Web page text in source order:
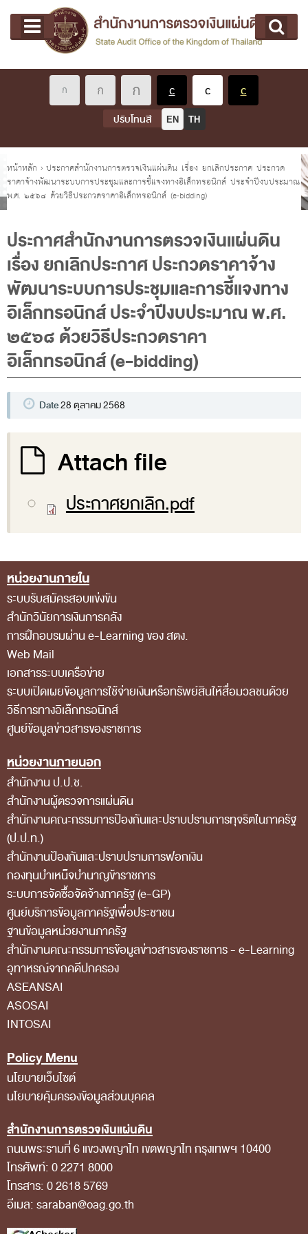
Main menu
หน้าแรก
เกี่ยวกับ คตง.
นโยบายการตรวจเงินแผ่นดิน
หลักเกณฑ์มาตรฐานเกี่ยวกับการตรวจเงินแผ่นดิน
ผู้ว่าการตรวจเงินแผ่นดิน
การบริหารและพัฒนาทรัพยากรบุคคล
ประวัติสำนักงานการตรวจเงินแผ่นดิน
พรป. ว่าด้วยการตรวจเงินแผ่นดิน พ.ศ. 2561
แผนปฏิบัติราชการ ระยะ 5 ปี (พ.ศ. 2566 - 2570)
พระราชดำรัส รัชกาลที่ 9
ผู้บริหารสำนักงานการตรวจเงินแผ่นดิน
รองผู้ว่าการตรวจเงินแผ่นดิน
ผู้ตรวจเงินแผ่นดิน (สตภ.1-15)
ที่ปรึกษาการตรวจเงินแผ่นดิน
รองผู้ตรวจเงินแผ่นดิน (สตภ.1-15)
ผู้บริหารเทคโนโลยีสารสนเทศระดับสูง (CIO)
โครงสร้างหน่วยงาน
ภาพรวม
ส่วนกลาง
ส่วนภูมิภาค
คณะกรรมการตรวจสอบของสำนักงานการตรวจเงิน
แผ่นดิน
โครงสร้างคณะกรรมการตรวจสอบ
เอกสารที่เกี่ยวข้องกับคณะกรรมการตรวจสอบ
คณะกรรมการมาตรฐานจริยธรรมของเจ้าหน้าที่และ
บุคลากรอื่น
โครงสร้างคณะกรรมการ
เอกสารที่เกี่ยวข้อง
ตราสัญลักษณ์ สตง.
ผลการตรวจสอบ
ผลการตรวจสอบที่สำคัญ
สถิติการตรวจสอบรายงานการเงิน
ข้อมูลสาธารณะ
ข่าวสารการจัดซื้อจัดจ้างของ สตง.
แผนการจัดซื้อจัดจ้าง
สภาพ
สรุปผลการจัดซื้อจัดจ้าง
ข้อมูลสาระสำคัญในสัญญา
การรายงานผลการจัดซื้อจัดจ้าง หรือการจัดการ
พัสดุ
การประเมิน ITA
ปรับโทนสี EN TH
คุณอยู่ที่
หน้าหลัก › ประกาศสำนักงานการตรวจเงินแผ่นดิน เรื่อง ยกเลิกประกาศ ประกวด
ราคาจ้างพัฒนาระบบการประชุมและการชี้แจงทางอิเล็กทรอนิกส์ ประจำปีงบประมาณ
พ.ศ. ๒๕๖๘ ด้วยวิธีประกวดราคาอิเล็กทรอนิกส์ (e-bidding)
ประกาศสำนักงานการตรวจเงินแผ่นดิน
เรื่อง ยกเลิกประกาศ ประกวดราคาจ้าง
พัฒนาระบบการประชุมและการชี้แจงทาง
อิเล็กทรอนิกส์ ประจำปีงบประมาณ พ.ศ.
๒๕๖๘ ด้วยวิธีประกวดราคา
อิเล็กทรอนิกส์ (e-bidding)
Date28 ตุลาคม 2568
Attach file
ประกาศยกเลิก.pdf
Footer Menu
หน่วยงานภายใน
ระบบรับสมัครสอบแข่งขัน
สำนักวินัยการเงินการคลัง
การฝึกอบรมผ่าน e-Learning ของ สตง.
Web Mail
เอกสารระบบเครือข่าย
ระบบเปิดเผยข้อมูลการใช้จ่ายเงินหรือทรัพย์สินให้สื่อมวลชนด้วย
วิธีการทางอิเล็กทรอนิกส์
ศูนย์ข้อมูลข่าวสารของราชการ
หน่วยงานภายนอก
สำนักงาน ป.ป.ช.
สำนักงานผู้ตรวจการแผ่นดิน
สำนักงานคณะกรรมการป้องกันและปราบปรามการทุจริตในภาครัฐ
(ป.ป.ท.)
สำนักงานป้องกันและปราบปรามการฟอกเงิน
กองทุนบำเหน็จบำนาญข้าราชการ
ระบบการจัดซื้อจัดจ้างภาครัฐ (e-GP)
ศูนย์บริการข้อมูลภาครัฐเพื่อประชาชน
ฐานข้อมูลหน่วยงานภาครัฐ
สํานักงานคณะกรรมการข้อมูลข่าวสารของราชการ - e-Learning
อุทาหรณ์จากคดีปกครอง
ASEANSAI
ASOSAI
INTOSAI
Policy Menu
นโยบายเว็บไซต์
นโยบายคุ้มครองข้อมูลส่วนบุคคล
สำนักงานการตรวจเงินแผ่นดิน
ถนนพระรามที่ 6 แขวงพญาไท เขตพญาไท กรุงเทพฯ 10400
โทรศัพท์: 0 2271 8000
โทรสาร: 0 2618 5769
อีเมล: saraban@oag.go.th